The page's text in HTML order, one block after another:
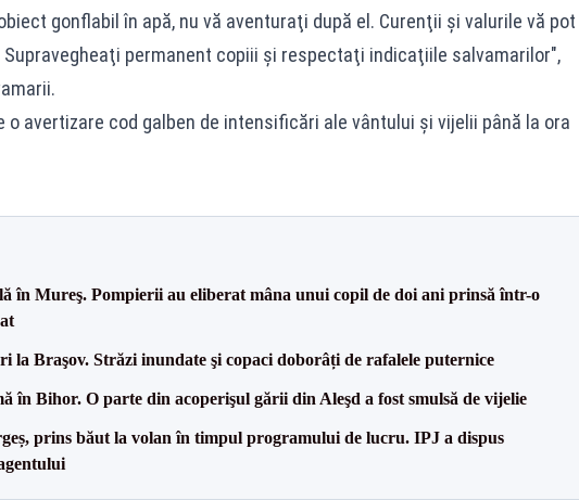
gonflabil în apă, nu vă aventuraţi după el. Curenţii şi valurile vă pot
Supravegheaţi permanent copiii şi respectaţi indicaţiile salvamarilor",
o avertizare cod galben de intensificări ale vântului şi vijelii până la ora
în Mureş. Pompierii au eliberat mâna unui copil de doi ani prinsă într-o
la Braşov. Străzi inundate şi copaci doborâți de rafalele puternice
în Bihor. O parte din acoperişul gării din Aleşd a fost smulsă de vijelie
prins băut la volan în timpul programului de lucru. IPJ a dispus